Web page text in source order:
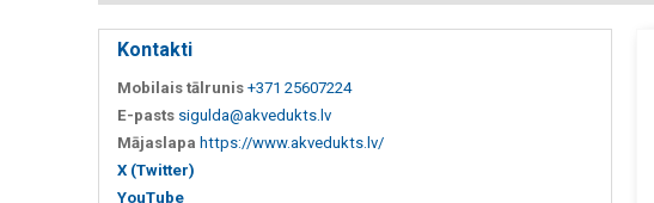
Kontakti
Mobilais tālrunis +371 25607224
E-pasts sigulda@akvedukts.lv
Mājaslapa https://www.akvedukts.lv/
X (Twitter)
YouTube